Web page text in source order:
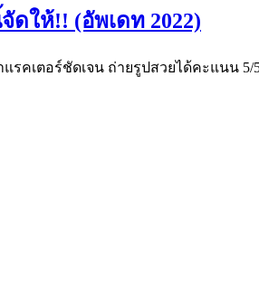
ดให้!! (อัพเดท 2022)
เตอร์ชัดเจน ถ่ายรูปสวยได้คะแนน 5/